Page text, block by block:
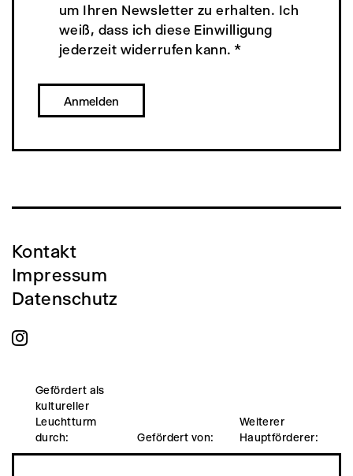
um Ihren Newsletter zu erhalten. Ich
weiß, dass ich diese Einwilligung
jederzeit widerrufen kann. *
Anmelden
Kontakt
Impressum
Datenschutz
Gefördert als
kultureller
Leuchtturm
durch:
Gefördert von:
Weiterer
Hauptförderer: